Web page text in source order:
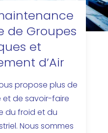
de Groupes
et
d’Air
propose plus de
et de savoir-faire
du froid et du
Nous sommes